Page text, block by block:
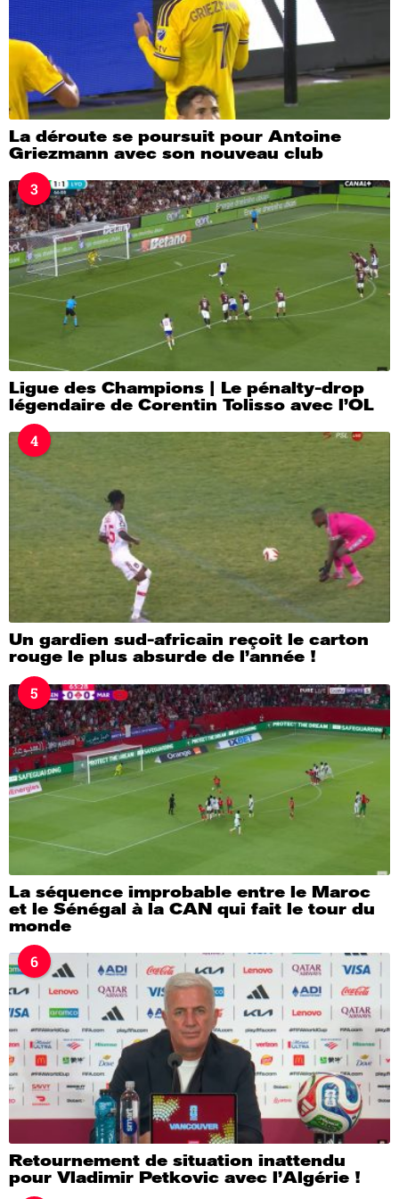
La déroute se poursuit pour Antoine
Griezmann avec son nouveau club
3
Ligue des Champions | Le pénalty-drop
légendaire de Corentin Tolisso avec l’OL
4
Un gardien sud-africain reçoit le carton
rouge le plus absurde de l’année !
5
La séquence improbable entre le Maroc
et le Sénégal à la CAN qui fait le tour du
monde
6
Retournement de situation inattendu
pour Vladimir Petkovic avec l’Algérie !